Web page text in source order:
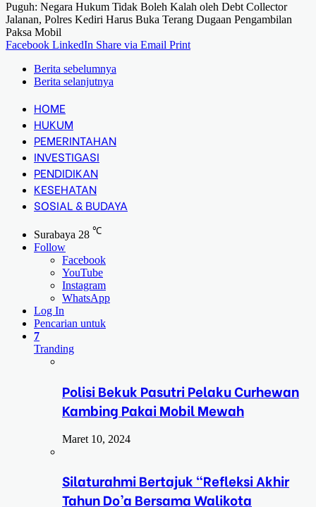
Puguh: Negara Hukum Tidak Boleh Kalah oleh Debt Collector
Jalanan, Polres Kediri Harus Buka Terang Dugaan Pengambilan
Paksa Mobil
Facebook LinkedIn Share via Email Print
Berita sebelumnya
Berita selanjutnya
HOME
HUKUM
PEMERINTAHAN
INVESTIGASI
PENDIDIKAN
KESEHATAN
SOSIAL & BUDAYA
Surabaya 28 ℃
Follow
Facebook
YouTube
Instagram
WhatsApp
Log In
Pencarian untuk
7
Tranding
Polisi Bekuk Pasutri Pelaku Curhewan
Kambing Pakai Mobil Mewah
Maret 10, 2024
Silaturahmi Bertajuk “Refleksi Akhir
Tahun Do’a Bersama Walikota